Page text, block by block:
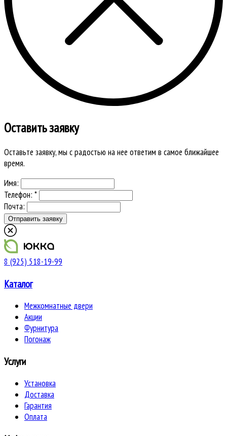
Оставить заявку
Оставьте заявку, мы с радостью на нее ответим в самое ближайшее
время.
Имя:
Телефон: *
Почта:
8 (925) 518-19-99
Каталог
Межкомнатные двери
Акции
Фурнитура
Погонаж
Услуги
Установка
Доставка
Гарантия
Оплата